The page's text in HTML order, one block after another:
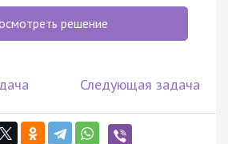
решение
Следующая задача